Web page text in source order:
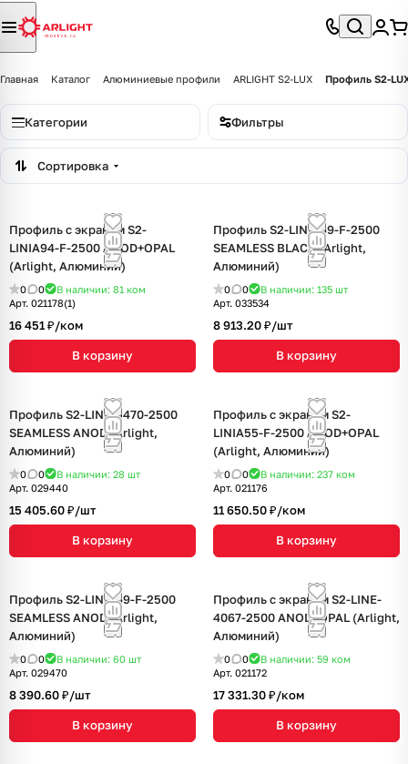
Главная Каталог Алюминиевые профили ARLIGHT S2-LUX Профиль S2-
Категории Фильтры
Сортировка
Профиль с экраном S2-
LINIA94-F-2500 ANOD+OPAL
(Arlight, Алюминий)
0 0 В наличии: 81 ком
Арт. 021178(1)
16 451 ₽/ком
В корзину
Профиль S2-LINIA69-F-2500
SEAMLESS BLACK (Arlight,
Алюминий)
0 0 В наличии: 135 шт
Арт. 033534
8 913.20 ₽/шт
В корзину
Профиль S2-LINE-5470-2500
SEAMLESS ANOD (Arlight,
Алюминий)
0 0 В наличии: 28 шт
Арт. 029440
15 405.60 ₽/шт
В корзину
Профиль с экраном S2-
LINIA55-F-2500 ANOD+OPAL
(Arlight, Алюминий)
0 0 В наличии: 237 ком
Арт. 021176
11 650.50 ₽/ком
В корзину
Профиль S2-LINIA69-F-2500
SEAMLESS ANOD (Arlight,
Алюминий)
0 0 В наличии: 60 шт
Арт. 029470
8 390.60 ₽/шт
В корзину
Профиль с экраном S2-LINE-
4067-2500 ANOD+OPAL (Arlight,
Алюминий)
0 0 В наличии: 59 ком
Арт. 021172
17 331.30 ₽/ком
В корзину